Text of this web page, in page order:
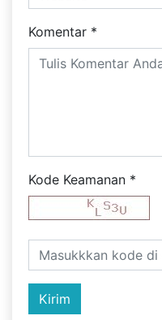
Komentar *
Kode Keamanan *